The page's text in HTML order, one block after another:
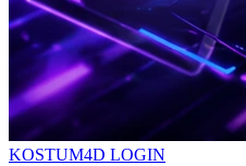
KOSTUM4D LOGIN